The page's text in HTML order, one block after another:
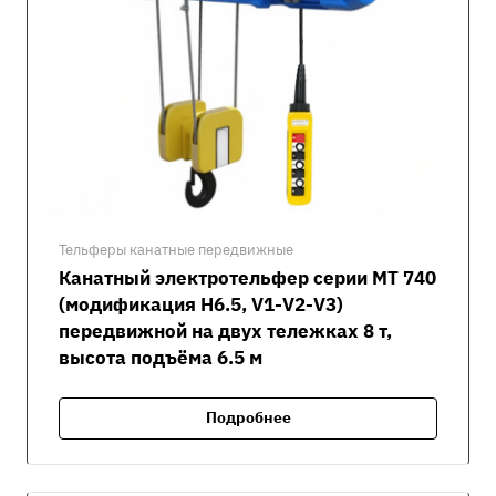
Тельферы канатные передвижные
Канатный электротельфер серии MT 740
(модификация H6.5, V1-V2-V3)
передвижной на двух тележках 8 т,
высота подъёма 6.5 м
Подробнее